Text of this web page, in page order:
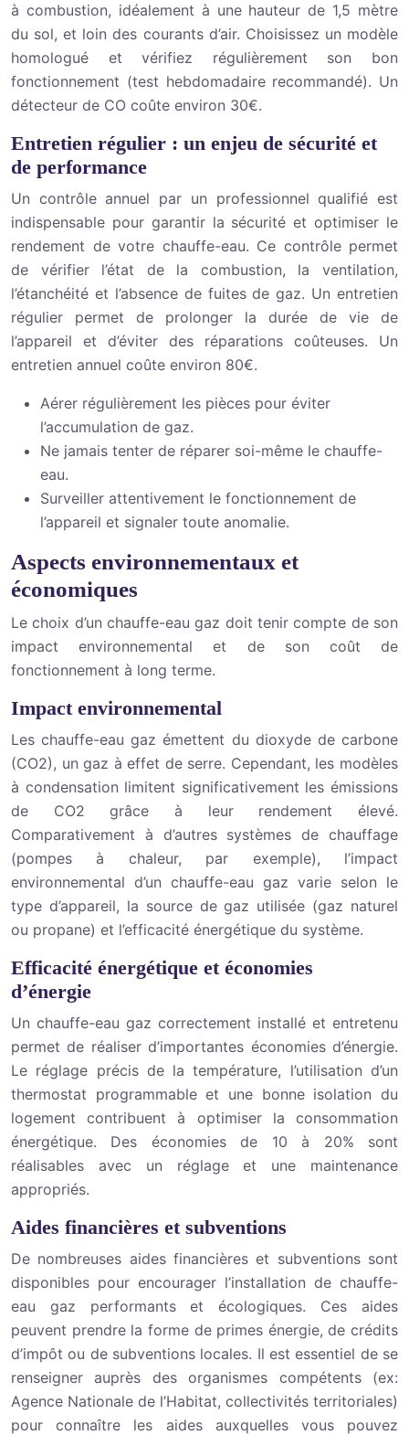
à combustion, idéalement à une hauteur de 1,5 mètre
du sol, et loin des courants d’air. Choisissez un modèle
homologué et vérifiez régulièrement son bon
fonctionnement (test hebdomadaire recommandé). Un
détecteur de CO coûte environ 30€.
Entretien régulier : un enjeu de sécurité et
de performance
Un contrôle annuel par un professionnel qualifié est
indispensable pour garantir la sécurité et optimiser le
rendement de votre chauffe-eau. Ce contrôle permet
de vérifier l’état de la combustion, la ventilation,
l’étanchéité et l’absence de fuites de gaz. Un entretien
régulier permet de prolonger la durée de vie de
l’appareil et d’éviter des réparations coûteuses. Un
entretien annuel coûte environ 80€.
Aérer régulièrement les pièces pour éviter
l’accumulation de gaz.
Ne jamais tenter de réparer soi-même le chauffe-
eau.
Surveiller attentivement le fonctionnement de
l’appareil et signaler toute anomalie.
Aspects environnementaux et
économiques
Le choix d’un chauffe-eau gaz doit tenir compte de son
impact environnemental et de son coût de
fonctionnement à long terme.
Impact environnemental
Les chauffe-eau gaz émettent du dioxyde de carbone
(CO2), un gaz à effet de serre. Cependant, les modèles
à condensation limitent significativement les émissions
de CO2 grâce à leur rendement élevé.
Comparativement à d’autres systèmes de chauffage
(pompes à chaleur, par exemple), l’impact
environnemental d’un chauffe-eau gaz varie selon le
type d’appareil, la source de gaz utilisée (gaz naturel
ou propane) et l’efficacité énergétique du système.
Efficacité énergétique et économies
d’énergie
Un chauffe-eau gaz correctement installé et entretenu
permet de réaliser d’importantes économies d’énergie.
Le réglage précis de la température, l’utilisation d’un
thermostat programmable et une bonne isolation du
logement contribuent à optimiser la consommation
énergétique. Des économies de 10 à 20% sont
réalisables avec un réglage et une maintenance
appropriés.
Aides financières et subventions
De nombreuses aides financières et subventions sont
disponibles pour encourager l’installation de chauffe-
eau gaz performants et écologiques. Ces aides
peuvent prendre la forme de primes énergie, de crédits
d’impôt ou de subventions locales. Il est essentiel de se
renseigner auprès des organismes compétents (ex:
Agence Nationale de l’Habitat, collectivités territoriales)
pour connaître les aides auxquelles vous pouvez